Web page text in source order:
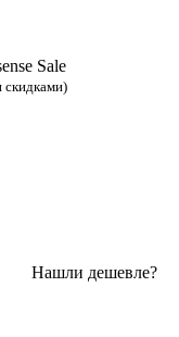
Sale
скидками)
Нашли дешевле?